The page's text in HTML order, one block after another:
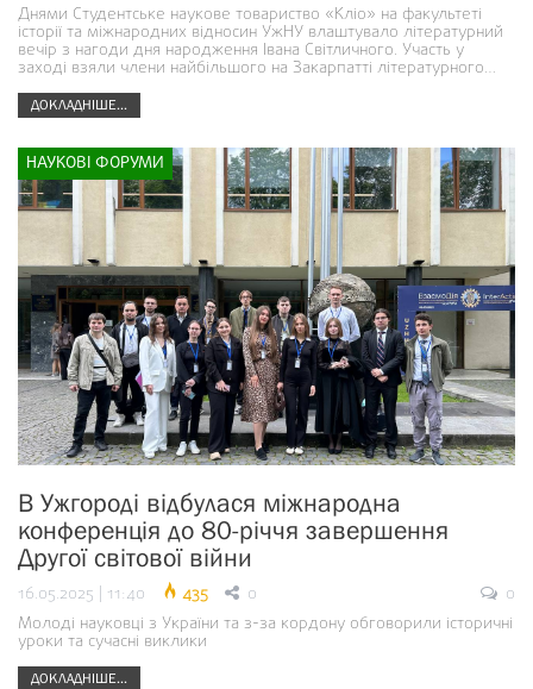
Днями Студентське наукове товариство «Кліо» на факультеті
історії та міжнародних відносин УжНУ влаштувало літературний
вечір з нагоди дня народження Івана Світличного. Участь у
заході взяли члени найбільшого на Закарпатті літературного…
ДОКЛАДНІШЕ...
НАУКОВІ ФОРУМИ
В Ужгороді відбулася міжнародна
конференція до 80-річчя завершення
Другої світової війни
16.05.2025 | 11:40 435 0
0
Молоді науковці з України та з-за кордону обговорили історичні
уроки та сучасні виклики
ДОКЛАДНІШЕ...